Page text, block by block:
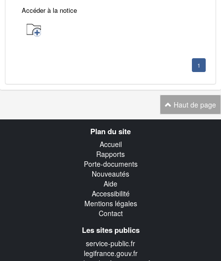
Accéder à la notice
1
Haut de page
Plan du site
Accueil
Rapports
Porte-documents
Nouveautés
Aide
Accessibilité
Mentions légales
Contact
Les sites publics
service-public.fr
legifrance.gouv.fr